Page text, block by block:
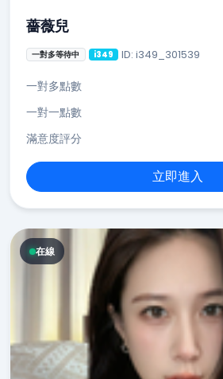
薔薇兒
一對多等待中 i349 ID: i349_301539
一對多點數
一對一點數
滿意度評分
立即進入
在線